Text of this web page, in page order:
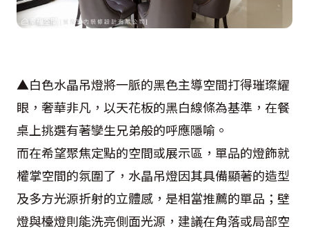
▲白色水晶吊燈將一脈的黑色主導空間打得璀璨耀
眼，奢華非凡，以天花板的黑白線條為基準，在餐
桌上挑選有著孿生兄弟般的呼應隱喻。
而在希望聚焦定點的空間或展示區，單品的燈飾就
權掌空間的氛圍了，水晶吊燈因其具備顯著的造型
及多方光源折射的立體感，是相當推薦的單品；壁
燈與檯燈則能洗亮側面光源，建議在角落或局部空